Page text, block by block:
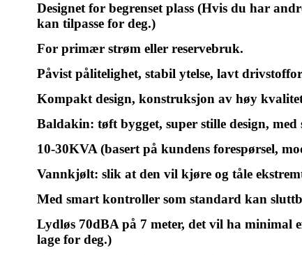
Designet for begrenset plass (Hvis du har
kan tilpasse for deg.)
For primær strøm eller reservebruk.
Påvist pålitelighet, stabil ytelse, lavt
Kompakt design, konstruksjon av høy
Baldakin: tøft bygget, super stille design,
10-30KVA (basert på kundens forespørsel,
Vannkjølt: slik at den vil kjøre og tåle
Med smart kontroller som standard kan
Lydløs 70dBA på 7 meter, det vil ha minimal
lage for deg.)